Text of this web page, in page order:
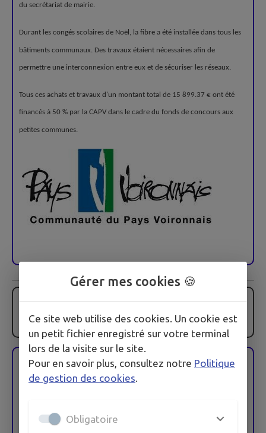
du secrétariat de mairie.
Durant les congés scolaires de Noël, la fibre a été installée dans tous les
bâtiments communaux. Des travaux étaient nécessaires afin de
permettre une interconnexion entre eux et de sécuriser les réseaux.
Tous ces achats et travaux d'un montant total de 15 899.37 € ont été
financés à 50 % par la CAPV dans le cadre du fonds de concours aux
petites communes.
Programme 2024
Mise aux normes sécurité/incendie salle des associations
répondre aux normes incendie, un plafond adapté a été posé ainsi que
Gérer mes cookies 🍪
Ce site web utilise des cookies. Un cookie est
un petit fichier enregistré sur votre terminal
lors de la visite sur le site.
Pour en savoir plus, consultez notre Politique
de gestion des cookies.
Obligatoire